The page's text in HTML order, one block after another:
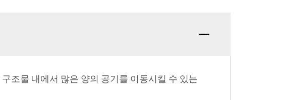
조물 내에서 많은 양의 공기를 이동시킬 수 있는